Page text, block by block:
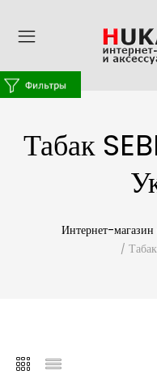
Табак
Интернет-магазин